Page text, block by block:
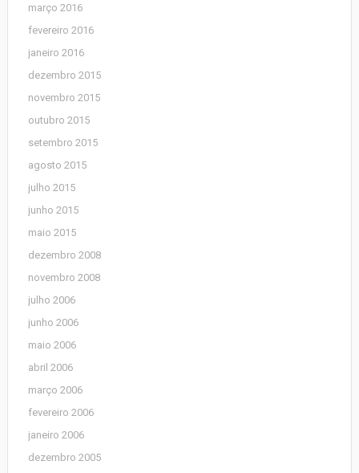
março 2016
fevereiro 2016
janeiro 2016
dezembro 2015
novembro 2015
outubro 2015
setembro 2015
agosto 2015
julho 2015
junho 2015
maio 2015
dezembro 2008
novembro 2008
julho 2006
junho 2006
maio 2006
abril 2006
março 2006
fevereiro 2006
janeiro 2006
dezembro 2005